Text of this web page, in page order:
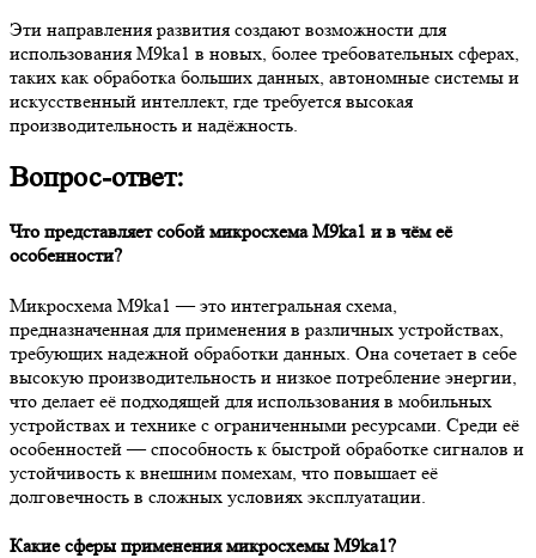
Эти направления развития создают возможности для
использования M9ka1 в новых, более требовательных сферах,
таких как обработка больших данных, автономные системы и
искусственный интеллект, где требуется высокая
производительность и надёжность.
Вопрос-ответ:
Что представляет собой микросхема M9ka1 и в чём её
особенности?
Микросхема M9ka1 — это интегральная схема,
предназначенная для применения в различных устройствах,
требующих надежной обработки данных. Она сочетает в себе
высокую производительность и низкое потребление энергии,
что делает её подходящей для использования в мобильных
устройствах и технике с ограниченными ресурсами. Среди её
особенностей — способность к быстрой обработке сигналов и
устойчивость к внешним помехам, что повышает её
долговечность в сложных условиях эксплуатации.
Какие сферы применения микросхемы M9ka1?